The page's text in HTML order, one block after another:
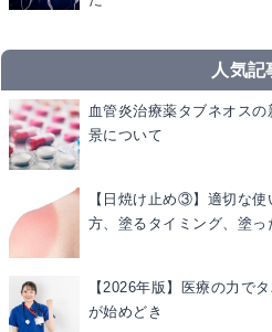
人気記
血管炎治療薬タブネオス
景について
【日焼け止め③】適切な
方、塗るタイミング、塗
【2026年版】医療の力で
が始めどき